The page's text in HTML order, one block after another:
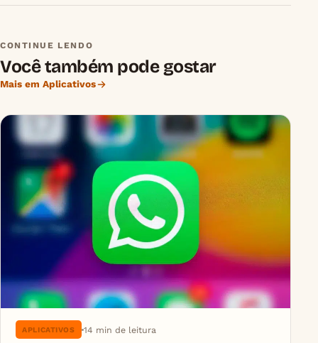
CONTINUE LENDO
Você também pode gostar
Mais em Aplicativos
APLICATIVOS 14 min de leitura